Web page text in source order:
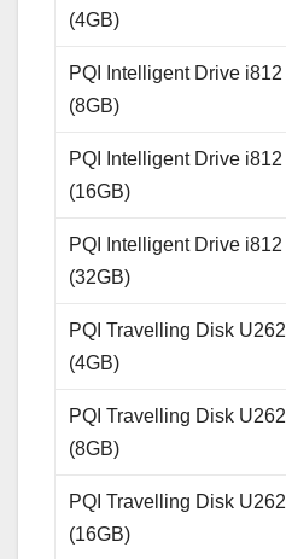
(4GB)
PQI Intelligent Drive i812
(8GB)
PQI Intelligent Drive i812
(16GB)
PQI Intelligent Drive i812
(32GB)
PQI Travelling Disk U262
(4GB)
PQI Travelling Disk U262
(8GB)
PQI Travelling Disk U262
(16GB)